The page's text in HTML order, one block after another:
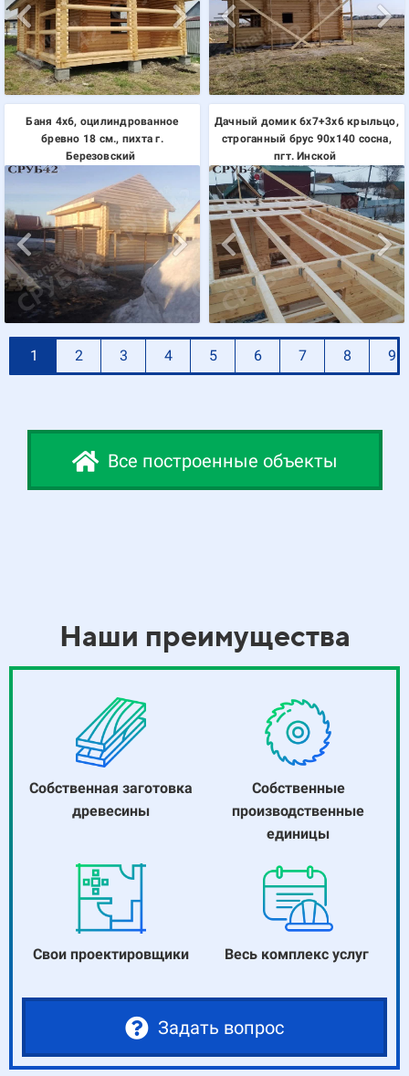
Баня 4х6, оцилиндрованное
бревно 18 см., пихта г.
Березовский
Дачный домик 6х7+3х6 крыльцо,
строганный брус 90х140 сосна,
пгт. Инской
1 2 3 4 5 6 7 8 9
Все построенные объекты
Наши преимущества
Собственная заготовка
древесины
Собственные
производственные
единицы
Свои проектировщики Весь комплекс услуг
Задать вопрос